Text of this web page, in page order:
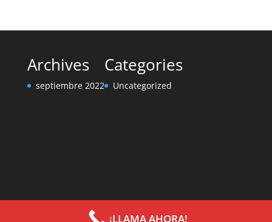
Archives
septiembre 2022
Categories
Uncategorized
¡LLAMA AHORA!